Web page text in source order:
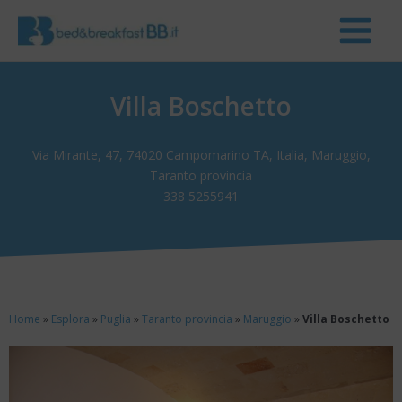
Villa Boschetto
Via Mirante, 47, 74020 Campomarino TA, Italia, Maruggio,
Taranto provincia
338 5255941
Home » Esplora » Puglia » Taranto provincia » Maruggio » Villa Boschetto